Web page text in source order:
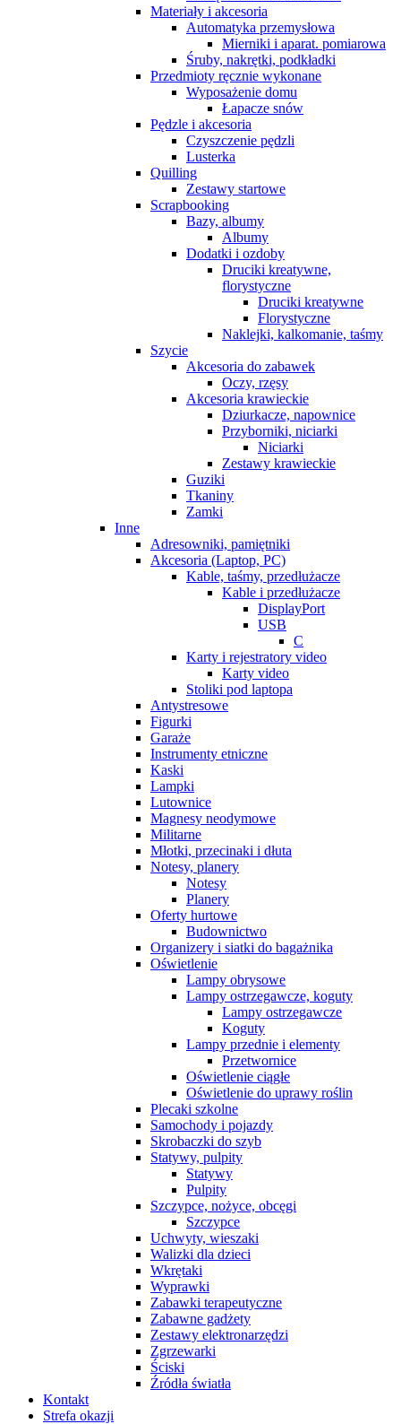
Materiały i akcesoria
Automatyka przemysłowa
Mierniki i aparat. pomiarowa
Śruby, nakrętki, podkładki
Przedmioty ręcznie wykonane
Wyposażenie domu
Łapacze snów
Pędzle i akcesoria
Czyszczenie pędzli
Lusterka
Quilling
Zestawy startowe
Scrapbooking
Bazy, albumy
Albumy
Dodatki i ozdoby
Druciki kreatywne,
florystyczne
Druciki kreatywne
Florystyczne
Naklejki, kalkomanie, taśmy
Szycie
Akcesoria do zabawek
Oczy, rzęsy
Akcesoria krawieckie
Dziurkacze, napownice
Przyborniki, niciarki
Niciarki
Zestawy krawieckie
Guziki
Tkaniny
Zamki
Inne
Adresowniki, pamiętniki
Akcesoria (Laptop, PC)
Kable, taśmy, przedłużacze
Kable i przedłużacze
DisplayPort
USB
C
Karty i rejestratory video
Karty video
Stoliki pod laptopa
Antystresowe
Figurki
Garaże
Instrumenty etniczne
Kaski
Lampki
Lutownice
Magnesy neodymowe
Militarne
Młotki, przecinaki i dłuta
Notesy, planery
Notesy
Planery
Oferty hurtowe
Budownictwo
Organizery i siatki do bagażnika
Oświetlenie
Lampy obrysowe
Lampy ostrzegawcze, koguty
Lampy ostrzegawcze
Koguty
Lampy przednie i elementy
Przetwornice
Oświetlenie ciągłe
Oświetlenie do uprawy roślin
Plecaki szkolne
Samochody i pojazdy
Skrobaczki do szyb
Statywy, pulpity
Statywy
Pulpity
Szczypce, nożyce, obcęgi
Szczypce
Uchwyty, wieszaki
Walizki dla dzieci
Wkrętaki
Wyprawki
Zabawki terapeutyczne
Zabawne gadżety
Zestawy elektronarzędzi
Zgrzewarki
Ściski
Źródła światła
Kontakt
Strefa okazji